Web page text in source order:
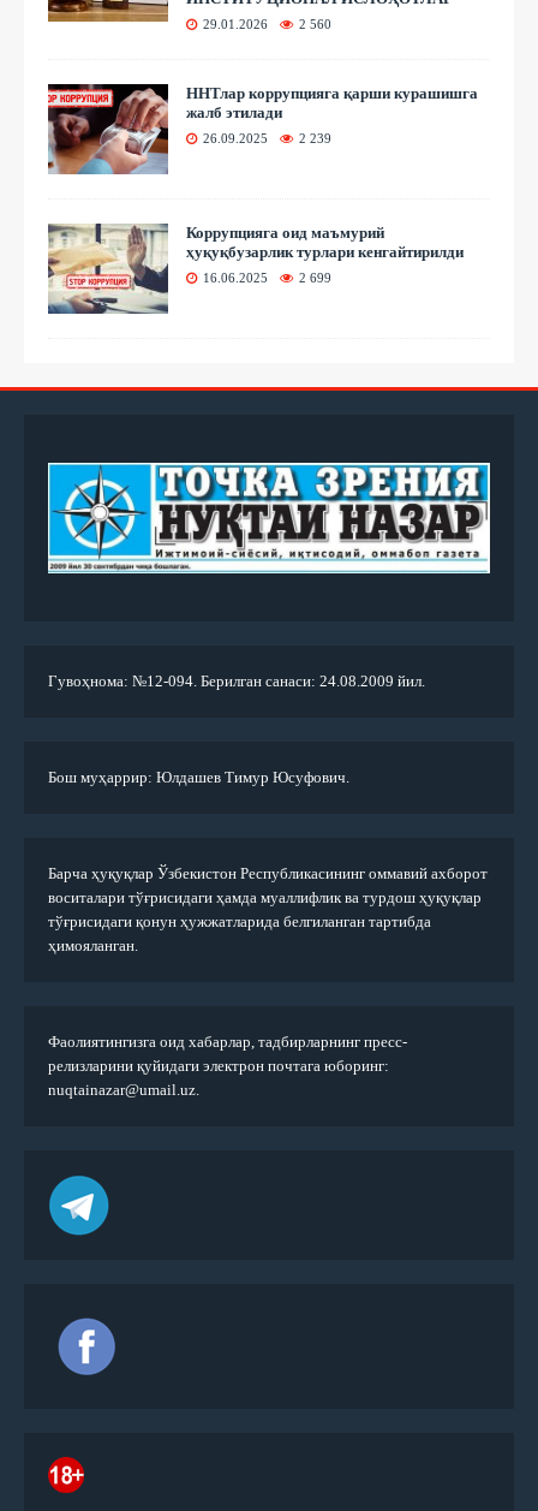
29.01.2026 2 560
ННТлар коррупцияга қарши курашишга
жалб этилади
26.09.2025 2 239
Коррупцияга оид маъмурий
ҳуқуқбузарлик турлари кенгайтирилди
16.06.2025 2 699
Гувоҳнома: №12-094. Берилган санаси: 24.08.2009 йил.
Бош муҳаррир: Юлдашев Тимур Юсуфович.
Барча ҳуқуқлар Ўзбекистон Республикасининг оммавий ахборот
воситалари тўғрисидаги ҳамда муаллифлик ва турдош ҳуқуқлар
тўғрисидаги қонун ҳужжатларида белгиланган тартибда
ҳимояланган.
Фаолиятингизга оид хабарлар, тадбирларнинг пресс-
релизларини қуйидаги электрон почтага юборинг:
nuqtainazar@umail.uz.